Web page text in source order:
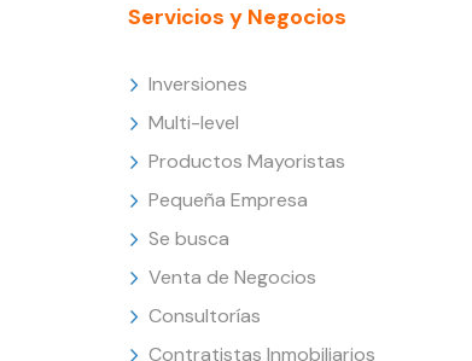
Servicios y Negocios
Inversiones
Multi-level
Productos Mayoristas
Pequeña Empresa
Se busca
Venta de Negocios
Consultorías
Contratistas Inmobiliarios